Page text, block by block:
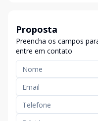
Proposta
Preencha os campos
entre em contato